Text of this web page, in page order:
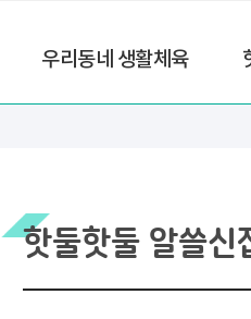
우리동네 생활체육
핫둘핫둘 알쓸신